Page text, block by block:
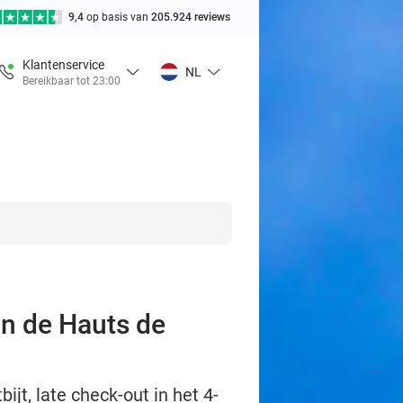
9,4 op basis van 205.924 reviews
Klantenservice
Bereikbaar tot 23:00
NL
de Hauts de
late check-out in het 4-